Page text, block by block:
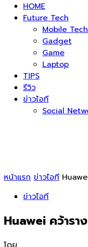
HOME
Future Tech
Mobile Tech
Gadget
Game
Laptop
TIPS
รีวิว
ข่าวไอที
Social
หน้าแรก ข่าวไอที
ข่าวไอที
Huawei คว้าร